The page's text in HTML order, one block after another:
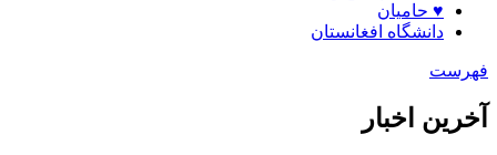
♥ حامیان
دانشگاه افغانستان
فهرست
آخرین اخبار